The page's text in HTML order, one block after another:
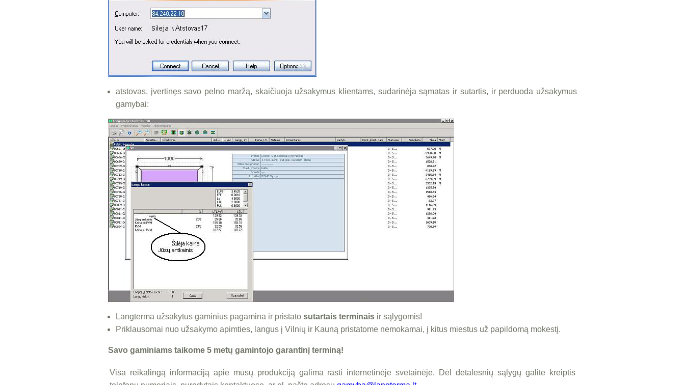
atstovas, įvertinęs savo pelno maržą, skaičiuoja užsakymus klientams, sudarinėja sąmatas ir sutartis, ir perduoda užsakymus
gamybai:
Langterma užsakytus gaminius pagamina ir pristato sutartais terminais ir sąlygomis!
Priklausomai nuo užsakymo apimties, langus į Vilnių ir Kauną pristatome nemokamai, į kitus miestus už papildomą mokestį.
Savo gaminiams taikome 5 metų gamintojo garantinį terminą!
Visa reikalingą informaciją apie mūsų produkciją galima rasti internetinėje svetainėje. Dėl detalesnių sąlygų galite kreiptis